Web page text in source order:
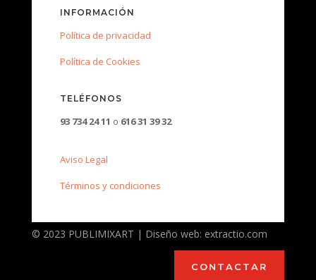
INFORMACIÓN
Política de privacidad
Política de Cookies
TELÉFONOS
93 734 24 11 o 616 31 39 32
Aviso Legal
Términos y condiciones
© 2023 PUBLIMIXART | Diseño web: extractio.com
CONTACTAR